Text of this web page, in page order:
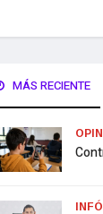
MÁS RECIENTE